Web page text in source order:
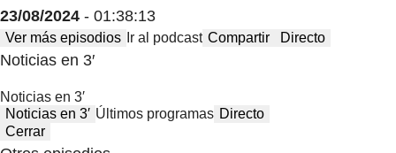
23/08/2024 - 01:38:13
Ver más episodios Ir al podcast Compartir Directo
Noticias en 3′
Noticias en 3′
Noticias en 3′ Últimos programas Directo
Cerrar